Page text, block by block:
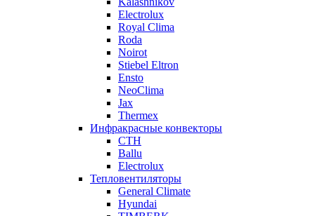
Electrolux
Royal Clima
Roda
Noirot
Stiebel Eltron
Ensto
NeoClima
Jax
Thermex
Инфракрасные конвекторы
CTH
Ballu
Electrolux
Тепловентиляторы
General Climate
Hyundai